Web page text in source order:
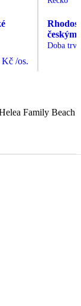
Kč /os.
Rhodos
českým
Doba
Family Beach